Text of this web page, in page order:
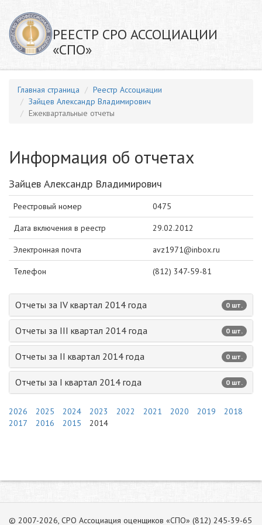
РЕЕСТР СРО АССОЦИАЦИИ
«СПО»
Главная страница
Реестр Ассоциации
Зайцев Александр Владимирович
Ежеквартальные отчеты
Информация об отчетах
Зайцев Александр Владимирович
Реестровый номер 0475
Дата включения в реестр 29.02.2012
Электронная почта avz1971@inbox.ru
Телефон (812) 347-59-81
Отчеты за IV квартал 2014 года 0 шт.
Отчеты за III квартал 2014 года 0 шт.
Отчеты за II квартал 2014 года 0 шт.
Отчеты за I квартал 2014 года 0 шт.
2026 2025 2024 2023 2022 2021 2020 2019
2018
2017
2016 2015 2014
© 2007-2026, СРО Ассоциация оценщиков «СПО» (812) 245-39-65